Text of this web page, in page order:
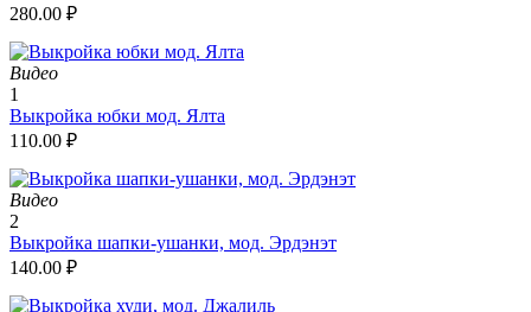
280.00 ₽
Видео
1
Выкройка юбки мод. Ялта
110.00 ₽
Видео
2
Выкройка шапки-ушанки, мод. Эрдэнэт
140.00 ₽